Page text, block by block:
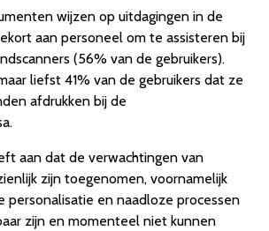
wijzen op uitdagingen in de
aan personeel om te assisteren bij
(56% van de gebruikers).
liefst 41% van de gebruikers dat ze
afdrukken bij de
aan dat de verwachtingen van
zijn toegenomen, voornamelijk
personalisatie en naadloze processen
zijn en momenteel niet kunnen